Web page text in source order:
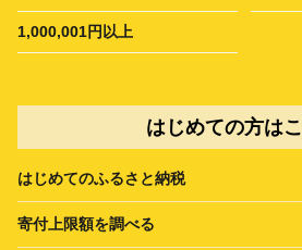
1,000,001円以上
はじめての方は
はじめてのふるさと納税
寄付上限額を調べる